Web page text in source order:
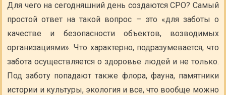
Для чего на сегодняшний день создаются СРО? Самый
простой ответ на такой вопрос – это «для заботы о
качестве и безопасности объектов, возводимых
организациями». Что характерно, подразумевается, что
забота осуществляется о здоровье людей и не только.
Под заботу попадают также флора, фауна, памятники
истории и культуры, экология и все, что вообще можно